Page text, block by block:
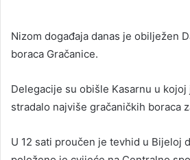
Nizom događaja danas je obilježen
boraca Gračanice.
Delegacije su obišle Kasarnu u kojoj
stradalo najviše gračaničkih boraca
U 12 sati proučen je tevhid u Bijeloj